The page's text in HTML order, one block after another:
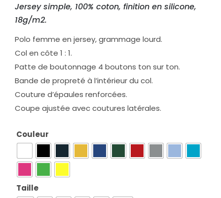
Jersey simple, 100% coton, finition en silicone,
18g/m2.
Polo femme en jersey, grammage lourd.
Col en côte 1 : 1.
Patte de boutonnage 4 boutons ton sur ton.
Bande de propreté à l’intérieur du col.
Couture d’épaules renforcées.
Coupe ajustée avec coutures latérales.
Couleur
Taille